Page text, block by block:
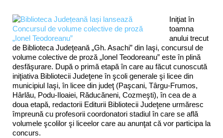
Iniţiat în
toamna
anului trecut
de Biblioteca Judeţeană „Gh. Asachi” din Iaşi, concursul de
volume colective de proză „Ionel Teodoreanu” este în plină
desfăşurare. După o primă etapă în care au făcut cunoscută
iniţiativa Bibliotecii Judeţene în şcoli generale şi licee din
municipiul Iaşi, în licee din judeţ (Paşcani, Târgu-Frumos,
Hârlău, Podu-Iloaiei, Răducăneni, Cozmeşti), în cea de a
doua etapă, redactorii Editurii Bibliotecii Judeţene urmăresc
împreună cu profesorii coordonatori stadiul în care se află
volumele şcolilor şi liceelor care au anunţat că vor participa la
concurs.